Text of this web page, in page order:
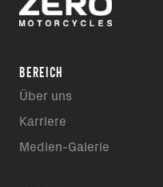
BEREICH
Über uns
Karriere
Medien-Galerie